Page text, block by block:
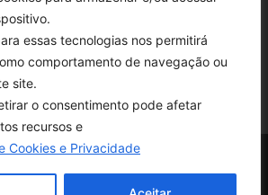
essas tecnologias nos permitirá
comportamento de navegação ou
site.
o consentimento pode afetar
recursos e
Cookies e Privacidade
SIGA-NOS
MONTORO É proibida a reprodução do
meio de comunicação, eletrônico ou impresso,